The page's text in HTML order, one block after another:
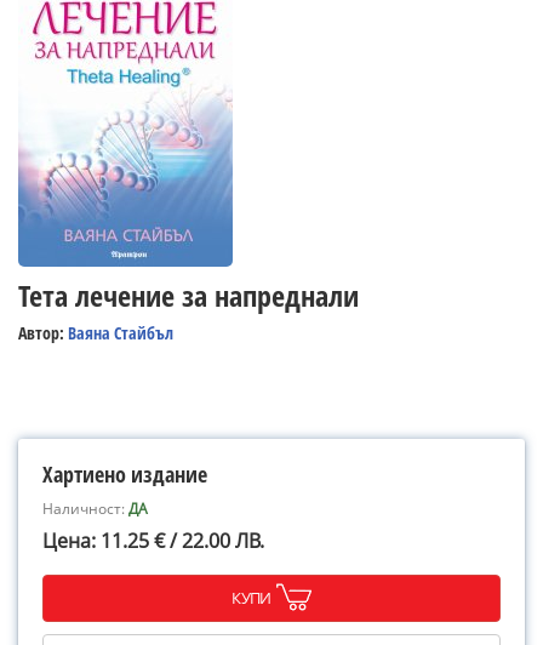
Тета лечение за напреднали
Автор: Ваяна Стайбъл
Хартиено издание
Наличност:ДА
Цена: 11.25 € / 22.00 ЛВ.
КУПИ